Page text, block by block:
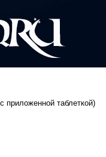
приложенной таблеткой)